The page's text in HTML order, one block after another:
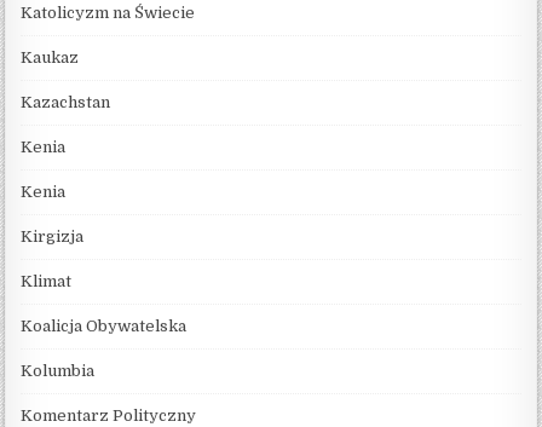
Katolicyzm na Świecie
Kaukaz
Kazachstan
Kenia
Kenia
Kirgizja
Klimat
Koalicja Obywatelska
Kolumbia
Komentarz Polityczny